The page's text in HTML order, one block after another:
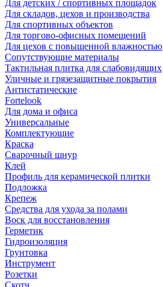
Для детских / спортивных площадок
Для складов, цехов и производства
Для спортивных объектов
Для торгово-офисных помещений
Для цехов с повышенной влажностью
Сопутствующие материалы
Тактильная плитка для слабовидящих
Уличные и грязезащитные покрытия
Антистатические
Fortelook
Для дома и офиса
Универсальные
Комплектующие
Краска
Сварочный шнур
Клей
Профиль для керамической плитки
Подложка
Крепеж
Средства для ухода за полами
Воск для восстановления
Герметик
Гидроизоляция
Грунтовка
Инструмент
Розетки
Скотч